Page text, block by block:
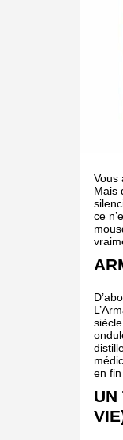
Vous
Mais
ce
en fin
UN